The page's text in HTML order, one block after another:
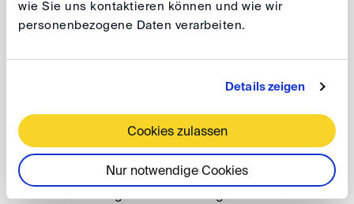
wie Sie uns kontaktieren können und wie wir
personenbezogene Daten verarbeiten.
Details zeigen
Cookies zulassen
Nur notwendige Cookies
Anmeldung
Registrieren Sie sich bitte biszum 19. Juni 2023.Die
Teilnahme an der Veranstaltung ist kostenfrei. Mit
Geschäftsbedingungen der DISfür Konferenzen und
Workshops.
Die Veranstaltung ist bis auf wenige Plätze